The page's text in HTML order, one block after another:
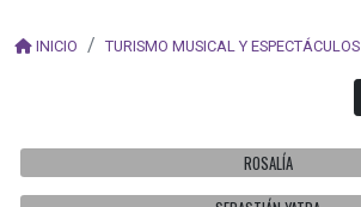
INICIO TURISMO MUSICAL Y ESPECTÁCULOS
ROSALÍA